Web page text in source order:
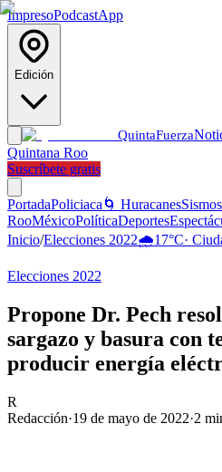
ImpresoPodcastApp
Edición
QuintaFuerza
Quintana Roo
Suscríbete gratis
PortadaPoliciaca 🌀 HuracanesSismos
RooMéxicoPolíticaDeportes
Inicio/Elecciones 2022🌧️17°C·
Elecciones 2022
Propone Dr. Pech
sargazo y basura con
producir energía
R
Redacción·19 de mayo de 2022·2